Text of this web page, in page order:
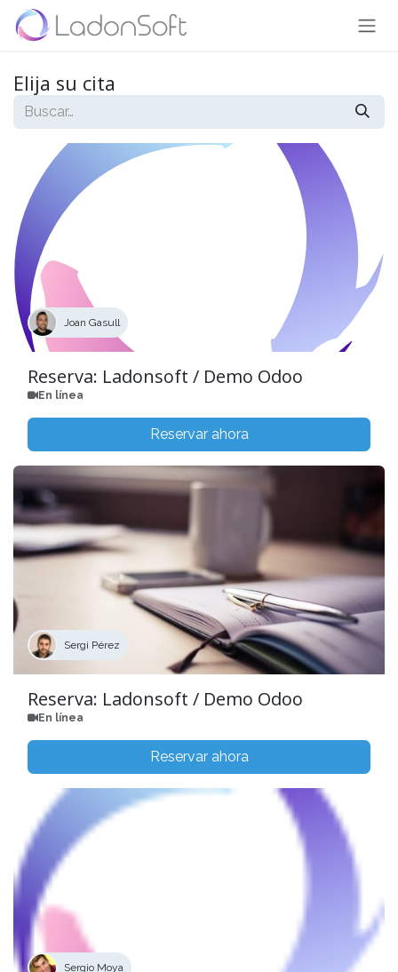
Ir al contenido
Elija su cita
Joan Gasull
Reserva: Ladonsoft / Demo Odoo
En línea
Reservar ahora
Sergi Pérez
Reserva: Ladonsoft / Demo Odoo
En línea
Reservar ahora
Sergio Moya